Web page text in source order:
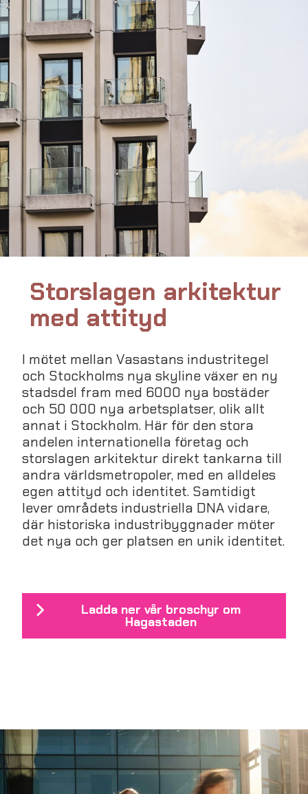
Storslagen arkitektur
med attityd
I mötet mellan Vasastans industritegel
och Stockholms nya skyline växer en ny
stadsdel fram med 6000 nya bostäder
och 50 000 nya arbetsplatser, olik allt
annat i Stockholm. Här för den stora
andelen internationella företag och
storslagen arkitektur direkt tankarna till
andra världsmetropoler, med en alldeles
egen attityd och identitet. Samtidigt
lever områdets industriella DNA vidare,
där historiska industribyggnader möter
det nya och ger platsen en unik identitet.
Ladda ner vår broschyr om
Hagastaden